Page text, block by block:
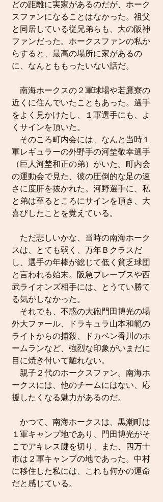
どの距離に実家があるのだが、ホーク
スファンになることはなかった。祖父
と同居している従兄弟らも、大の阪神
ファンだった。ホークスファンの私か
らすると、最高の場所に家があるの
に、なんとももったいない話だ。
南海ホークスの２軍球場や若鷹寮の
近くに住んでいたこともあった。選手
をよく見かけたし、１軍選手にも、よ
くサインを頂いた。
そのころ町内会には、なんと当時１
軍レギュラーの外野手の河埜敬幸選手
（巨人河埜和正の弟）がいた。町内会
の運動会で見た、彼の圧倒的な足の速
さに度肝を抜かれた。河野選手に、私
と弟は至るところにサインを頂き、大
喜びしたことを覚えている。
ただ悲しいかな、当時の南海ホーク
スは、とても弱く、万年Ｂクラスだ
し、選手の年棒が総じて低く貧乏球団
と言われる始末。阪急ブレーブスや西
武ライオンズ相手には、とうてい勝て
る気がしなかった。
それでも、不惑の大砲門田博光の場
外大ファール、ドラキュラ山本和範の
ライトからの捕殺、ドカベン香川のホ
ームランなど、強烈な印象がいまだに
目に焼き付いて離れない。
親子２代のホークスファン。南海ホ
ークスには、他のチームにはない、応
援したくなる魅力があるのだ。
かつて、南海ホークスは、黒潮町は
１軍キャンプ地であり、門田博光がそ
こでアキレス腱を切り、また、四万十
市は２軍キャンプの地であった。中村
に移住した私には、これも何かの運命
だと感じている。